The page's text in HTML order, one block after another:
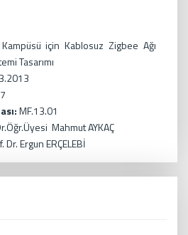
için Kablosuz Zigbee Ağı
Tasarımı
MF.13.01
Mahmut AYKAÇ
Dr. Ergun ERÇELEBİ